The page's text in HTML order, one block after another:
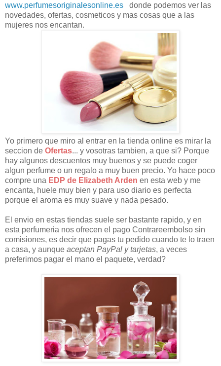
www.perfumesoriginalesonline.es donde podemos ver las
novedades, ofertas, cosmeticos y mas cosas que a las
mujeres nos encantan.
Yo primero que miro al entrar en la tienda online es mirar la
seccion de Ofertas... y vosotras tambien, a que si? Porque
hay algunos descuentos muy buenos y se puede coger
algun perfume o un regalo a muy buen precio. Yo hace poco
compre una EDP de Elizabeth Arden en esta web y me
encanta, huele muy bien y para uso diario es perfecta
porque el aroma es muy suave y nada pesado.
El envio en estas tiendas suele ser bastante rapido, y en
esta perfumeria nos ofrecen el pago Contrareembolso sin
comisiones, es decir que pagas tu pedido cuando te lo traen
a casa, y aunque aceptan PayPal y tarjetas, a veces
preferimos pagar el mano el paquete, verdad?